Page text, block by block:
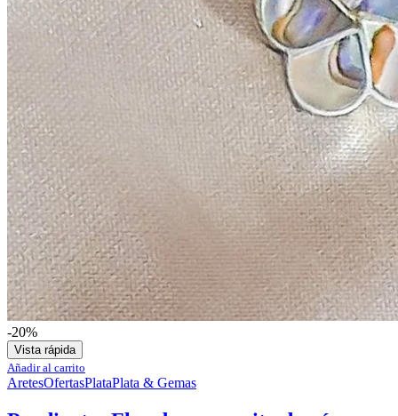
-20%
Vista rápida
Añadir al carrito
AretesOfertasPlataPlata & Gemas